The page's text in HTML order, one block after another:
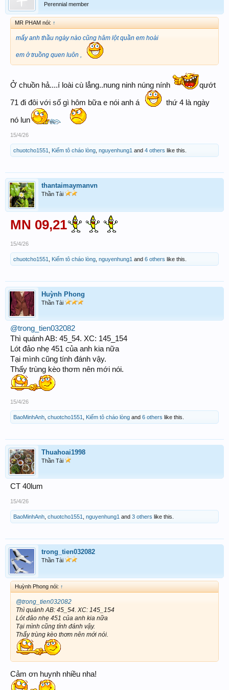
Perennial member
MR PHAM nói: ↑
mấy anh thầu ngày nào cũng hâm lột quần em hoài
em ở truồng quen luôn ,
Ở chuồn hả....í loài cù lẳng..nung ninh núng nính qướt
71 đi đôi với số gì hôm bữa e nói anh á thứ 4 là ngày
nó lun
15/4/26
chuotcho1551 Kiếm tô cháo lòng nguyenhung1 and 4 others like this.
thantaimaymanvn
Thần Tài
MN 09,21
15/4/26
chuotcho1551 Kiếm tô cháo lòng nguyenhung1 and 6 others like this.
Huỳnh Phong
Thần Tài
@trong_tien032082
Thì quánh AB: 45_54. XC: 145_154
Lót đảo nhẹ 451 của anh kia nữa
Tại mình cũng tính đánh vậy.
Thấy trùng kèo thơm nên mới nói.
15/4/26
BaoMinhAnh chuotcho1551 Kiếm tô cháo lòng and 6 others like this.
Thuahoai1998
Thần Tài
CT 40lum
15/4/26
BaoMinhAnh chuotcho1551 nguyenhung1 and 3 others like this.
trong_tien032082
Thần Tài
Huỳnh Phong nói: ↑
@trong_tien032082
Thì quánh AB: 45_54. XC: 145_154
Lót đảo nhẹ 451 của anh kia nữa
Tại mình cũng tính đánh vậy.
Thấy trùng kèo thơm nên mới nói.
Cảm ơn huynh nhiều nha!